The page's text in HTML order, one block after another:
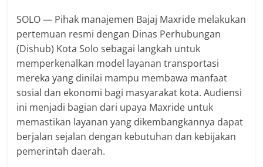
SOLO — Pihak manajemen Bajaj Maxride melakukan
pertemuan resmi dengan Dinas Perhubungan
(Dishub) Kota Solo sebagai langkah untuk
memperkenalkan model layanan transportasi
mereka yang dinilai mampu membawa manfaat
sosial dan ekonomi bagi masyarakat kota. Audiensi
ini menjadi bagian dari upaya Maxride untuk
memastikan layanan yang dikembangkannya dapat
berjalan sejalan dengan kebutuhan dan kebijakan
pemerintah daerah.